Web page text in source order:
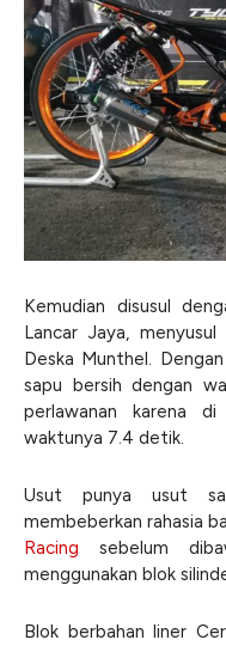
Kemudian disusul
Lancar Jaya,
Deska Munthel.
sapu bersih dengan
perlawanan karena
waktunya 7.4 detik.
Usut punya usut
membeberkan rahasia
Racing sebelum
menggunakan blok
Blok berbahan liner